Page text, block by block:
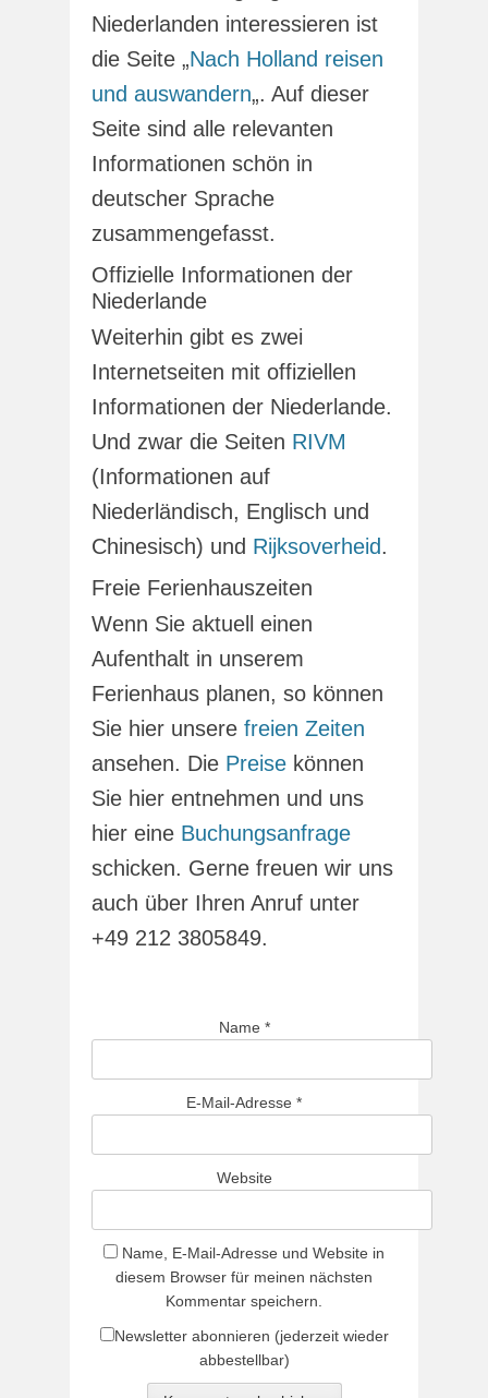
Niederlanden interessieren ist
die Seite „Nach Holland reisen
und auswandern„. Auf dieser
Seite sind alle relevanten
Informationen schön in
deutscher Sprache
zusammengefasst.
Offizielle Informationen der
Niederlande
Weiterhin gibt es zwei
Internetseiten mit offiziellen
Informationen der Niederlande.
Und zwar die Seiten RIVM
(Informationen auf
Niederländisch, Englisch und
Chinesisch) und Rijksoverheid.
Freie Ferienhauszeiten
Wenn Sie aktuell einen
Aufenthalt in unserem
Ferienhaus planen, so können
Sie hier unsere freien Zeiten
ansehen. Die Preise können
Sie hier entnehmen und uns
hier eine Buchungsanfrage
schicken. Gerne freuen wir uns
auch über Ihren Anruf unter
+49 212 3805849.
Name *
E-Mail-Adresse *
Website
Name, E-Mail-Adresse und Website in
diesem Browser für meinen nächsten
Kommentar speichern.
Newsletter abonnieren (jederzeit wieder
abbestellbar)